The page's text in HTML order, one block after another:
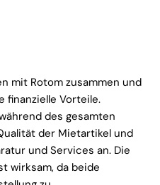
mit Rotom zusammen und
finanzielle Vorteile.
des gesamten
der Mietartikel und
und Services an. Die
wirksam, da beide